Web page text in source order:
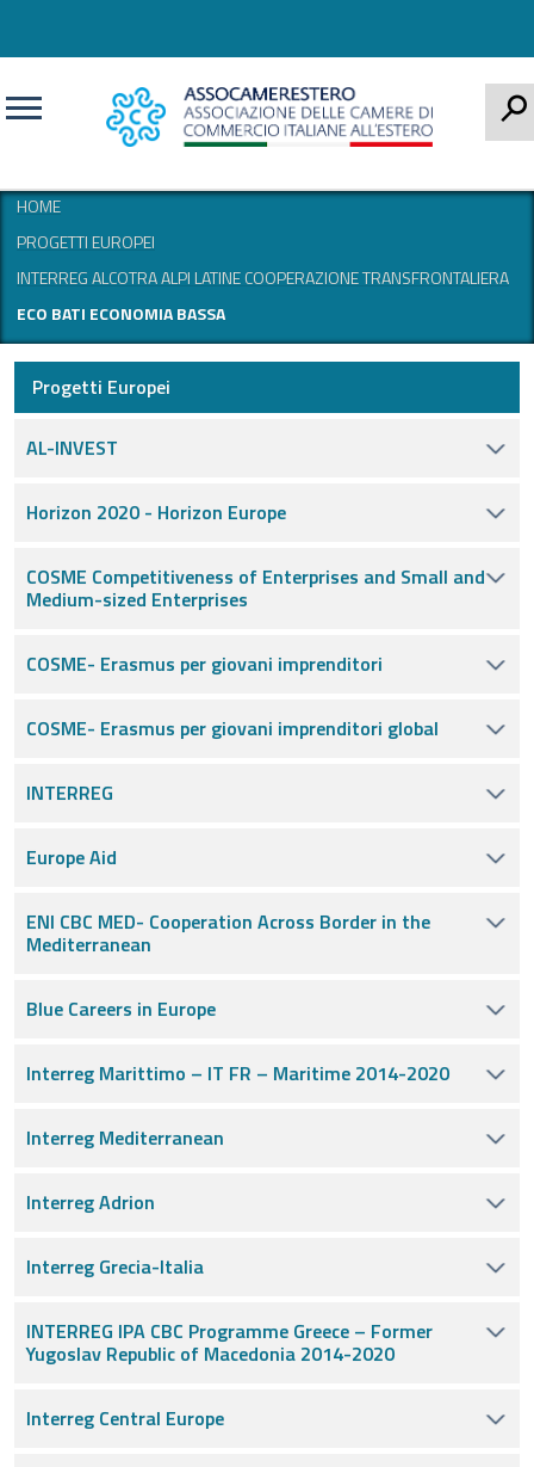
HOME
PROGETTI EUROPEI
INTERREG ALCOTRA ALPI LATINE COOPERAZIONE TRANSFRONTALIERA
ECO BATI ECONOMIA BASSA
Progetti Europei
AL-INVEST
Horizon 2020 - Horizon Europe
COSME Competitiveness of Enterprises and Small and
Medium-sized Enterprises
COSME- Erasmus per giovani imprenditori
COSME- Erasmus per giovani imprenditori global
INTERREG
Europe Aid
ENI CBC MED- Cooperation Across Border in the
Mediterranean
Blue Careers in Europe
Interreg Marittimo – IT FR – Maritime 2014-2020
Interreg Mediterranean
Interreg Adrion
Interreg Grecia-Italia
INTERREG IPA CBC Programme Greece – Former
Yugoslav Republic of Macedonia 2014-2020
Interreg Central Europe